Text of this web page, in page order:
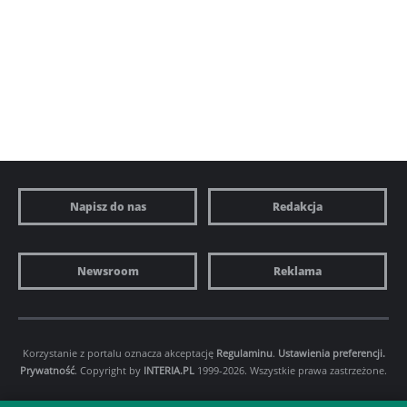
Napisz do nas Redakcja
Newsroom Reklama
Korzystanie z portalu oznacza akceptację Regulaminu. Ustawienia preferencji.
Prywatność. Copyright by INTERIA.PL 1999-2026. Wszystkie prawa zastrzeżone.